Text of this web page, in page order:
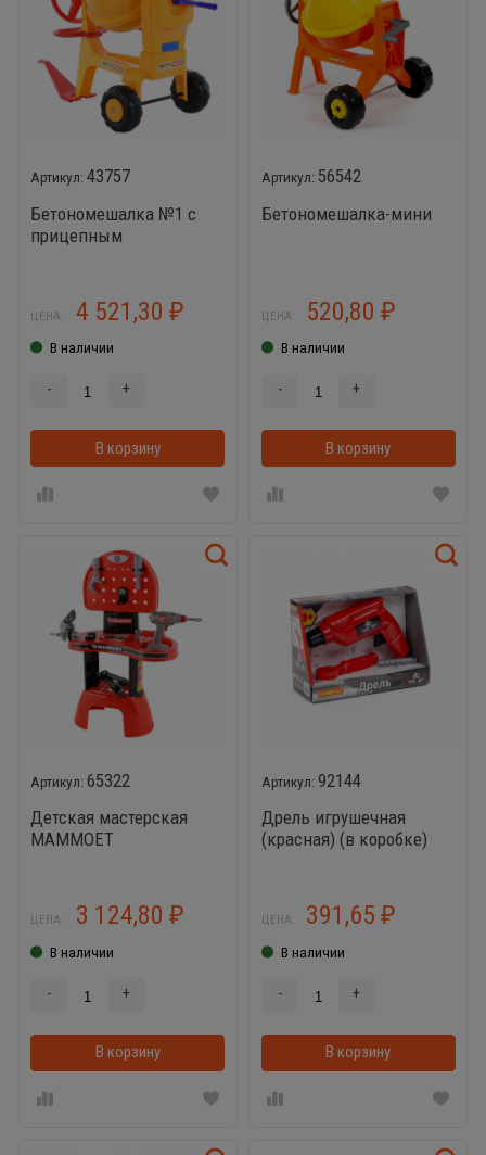
43757
Бетономешалка №1 с
прицепным
ЦЕНА: 4 521,30 ₽
В наличии
- +
В корзину В корзинке
56542
Бетономешалка-мини
ЦЕНА: 520,80₽
В наличии
- +
В корзину
65322
Детская мастерская
MAMMOET
ЦЕНА: 3 124,80 ₽
В наличии
- +
В корзину В корзинке
92144
Дрель игрушечная
(красная) (в коробке)
ЦЕНА: 391,65₽
В наличии
- +
В корзину